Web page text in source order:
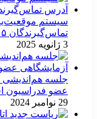
سیستم
تماس‌گیرندگان ۱۱۵
3 ژانویه 2025
جلسه هم‌اندیشی
عضو فدراسیون
29 نوامبر 2024